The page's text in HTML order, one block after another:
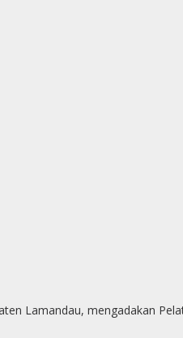
Lamandau, mengadakan